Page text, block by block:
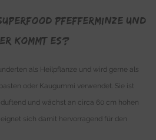
PFEFFERMINZE UND
KOMMT ES?
als Heilpflanze und wird gerne als
oder Kaugummi verwendet. Sie ist
und wächst an circa 60 cm hohen
sich damit hervorragend für den